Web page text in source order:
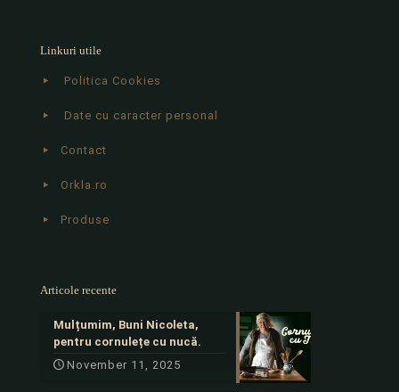
Linkuri utile
Politica Cookies
Date cu caracter personal
Contact
Orkla.ro
Produse
Articole recente
Mulțumim, Buni Nicoleta,
pentru cornulețe cu nucă.
November 11, 2025